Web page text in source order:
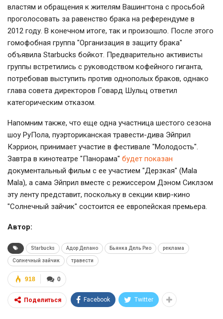
властям и обращения к жителям Вашингтона с просьбой
проголосовать за равенство брака на референдуме в
2012 году. В конечном итоге, так и произошло. После этого
гомофобная группа "Организация в защиту брака"
объявила Starbucks бойкот. Предварительно активисты
группы встретились с руководством кофейного гиганта,
потребовав выступить против однополых браков, однако
глава совета директоров Говард Шульц ответил
категорическим отказом.
Напомним также, что еще одна участница шестого сезона
шоу РуПола, пуэрториканская травести-дива Эйприл
Кэррион, принимает участие в фестивале "Молодость".
Завтра в кинотеатре "Панорама" будет показан
документальный фильм с ее участием "Дерзкая" (Mala
Mala), а сама Эйприл вместе с режиссером Дэном Сиклзом
эту ленту представит, поскольку в секции квир-кино
"Солнечный зайчик" состоится ее европейская премьера.
Автор:
Starbucks Адор Делано Бьянка Дель Рио реклама
Солнечный зайчик травести
0
918
Поделиться Facebook Twitter